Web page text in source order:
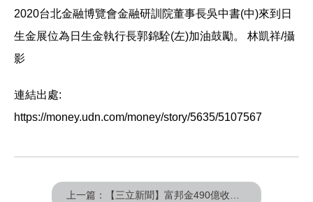
2020台北金融博覽會金融研訓院董事長吳中書(中)來到日
生金展位為日生金執行長郭錦駩(左)加油鼓勵。 林凱祥/攝
影
連結出處:
https://money.udn.com/money/story/5635/5107567